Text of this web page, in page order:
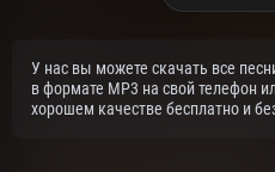
У нас вы можете скачать все
в формате MP3 на свой телефон
хорошем качестве бесплатно и